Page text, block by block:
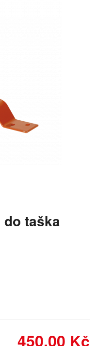
do taška
450,00 Kč